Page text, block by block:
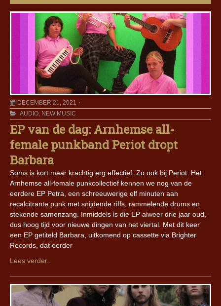
DECEMBER 21, 2021
AUDIO, NEW MUSIC
EP van de dag: Arnhemse all-
female punkband Periot dropt
Barbara
Soms is kort maar krachtig erg effectief. Zo ook bij Periot. Het
Arnhemse all-female punkcollectief kennen we nog van de
eerdere EP Petra, een schreeuwerige elf minuten aan
recalcitrante punk met snijdende riffs, rammelende drums en
stekende samenzang. Inmiddels is die EP alweer drie jaar oud,
dus hoog tijd voor nieuwe dingen van het viertal. Met dit keer
een EP getiteld Barbara, uitkomend op cassette via Brighter
Records, dat eerder
Lees verder..